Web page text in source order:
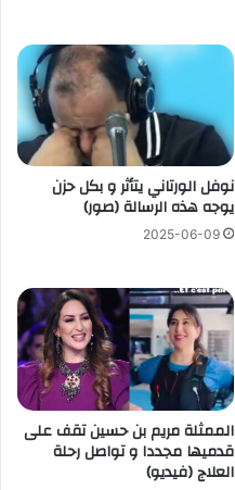
نوفل الورتاني يتأثر و بكل حزن
يوجه هذه الرسالة (صور)
2025-06-09
الممثلة مريم بن حسين تقف على
قدميها مجددا و تواصل رحلة
العلاج (فيديو)